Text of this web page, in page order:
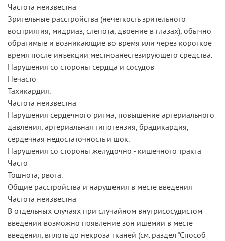
Частота неизвестна
Зрительные расстройства (нечеткость зрительного
восприятия, мидриаз, слепота, двоение в глазах), обычно
обратимые и возникающие во время или через короткое
время после инъекции местноанестезирующего средства.
Нарушения со стороны сердца и сосудов
Нечасто
Тахикардия.
Частота неизвестна
Нарушения сердечного ритма, повышение артериального
давления, артериальная гипотензия, брадикардия,
сердечная недостаточность и шок.
Нарушения со стороны желудочно - кишечного тракта
Часто
Тошнота, рвота.
Общие расстройства и нарушения в месте введения
Частота неизвестна
В отдельных случаях при случайном внутрисосудистом
введении возможно появление зон ишемии в месте
введения, вплоть до некроза тканей (см. раздел "Способ